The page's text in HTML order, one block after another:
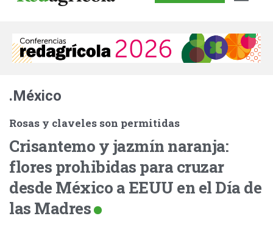
.México
Rosas y claveles son permitidas
Crisantemo y jazmín naranja:
flores prohibidas para cruzar
desde México a EEUU en el Día de
las Madres